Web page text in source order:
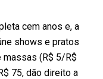
cem anos e, a
shows e pratos
(R$ 5/R$
75, dão direito a